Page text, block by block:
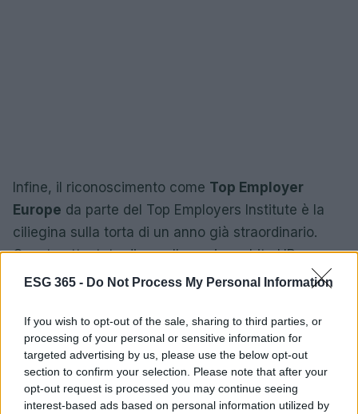
ESG 365 - Do Not Process My Personal Information
If you wish to opt-out of the sale, sharing to third parties, or
processing of your personal or sensitive information for
targeted advertising by us, please use the below opt-out
section to confirm your selection. Please note that after your
opt-out request is processed you may continue seeing
interest-based ads based on personal information utilized by
Infine, il riconoscimento come Top Employer
Europe da parte del Top Employers Institute è la
ciliegina sulla torta di un anno già straordinario.
Questo attestato di eccellenza in ambito HR
dimostra quanto Intesa Sanpaolo si impegni a
stimolante, non solo in Italia ma in tutto il mondo.
Qual è il tuo sogno quando si parla di un ambiente
di lavoro ideale?
Non perderti le prossime novità e scoperte su